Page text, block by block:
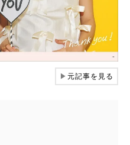
▶元記事を見る